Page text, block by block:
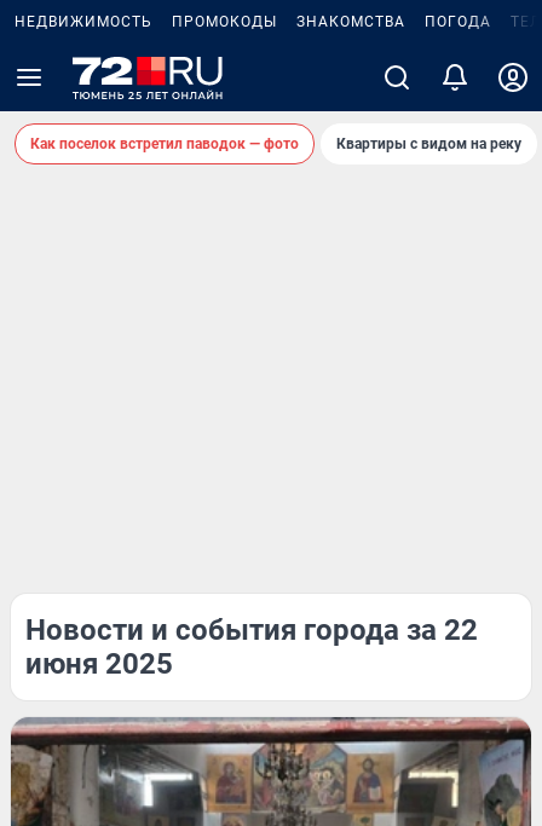
НЕДВИЖИМОСТЬ ПРОМОКОДЫ ЗНАКОМСТВА ПОГОДА
Как поселок встретил паводок — фото Квартиры с видом на реку
Новости и события города за 22
июня 2025